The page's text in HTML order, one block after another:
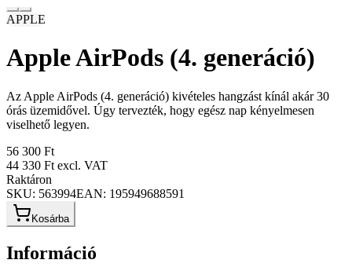
APPLE
Apple AirPods (4. generáció)
Az Apple AirPods (4. generáció) kivételes hangzást kínál akár 30
órás üzemidővel. Úgy tervezték, hogy egész nap kényelmesen
viselhető legyen.
56 300 Ft
44 330 Ft excl. VAT
Raktáron
SKU: 563994EAN: 195949688591
Kosárba
Információ